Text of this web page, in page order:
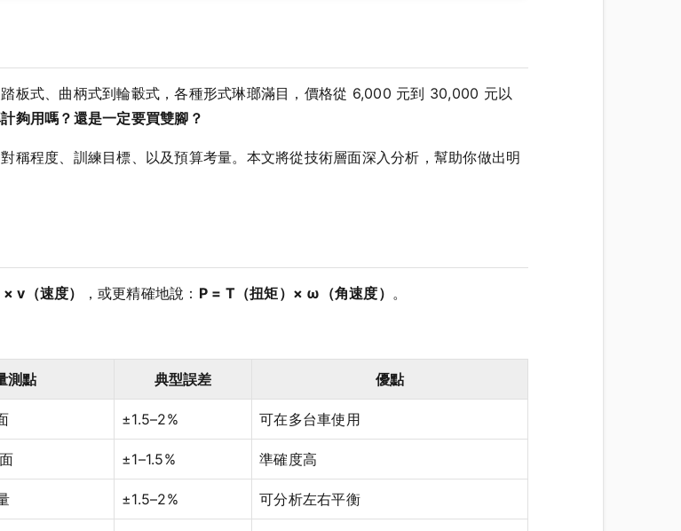
板式、曲柄式到輪轂式，各種形式琳瑯滿目，價格從 6,000 元到 30,000 元以
夠用嗎？還是一定要買雙腳？
稱程度、訓練目標、以及預算考量。本文將從技術層面深入分析，幫助你做出明
v（速度） ，或更精確地說： P = T（扭矩）× ω（角速度） 。
測點 典型誤差 優點
±1.5–2% 可在多台車使用
±1–1.5% 準確度高
±1.5–2% 可分析左右平衡